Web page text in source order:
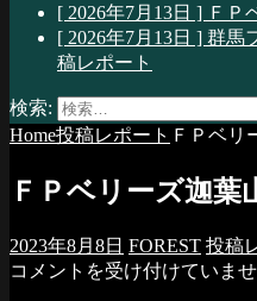
[ 2026年7月13日 ] ＦＰ
[ 2026年7月13日 ] 群馬
稿レポート
検索:
Home投稿レポート ＦＰベリ
ＦＰベリーズ迦葉
2023年8月8日 FOREST 投稿
コメントを受け付けていま